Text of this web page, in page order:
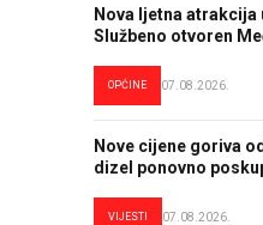
Nova ljetna atrakcija
Službeno otvoren
OPĆINE 07.08.2026.
Nove cijene goriva
dizel ponovno
VIJESTI 07.08.2026.